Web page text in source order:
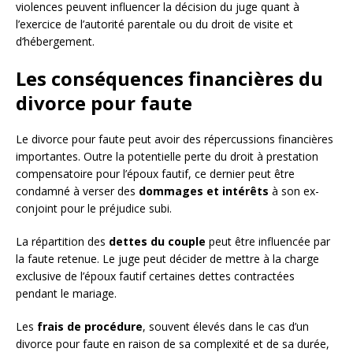
violences peuvent influencer la décision du juge quant à
l’exercice de l’autorité parentale ou du droit de visite et
d’hébergement.
Les conséquences financières du
divorce pour faute
Le divorce pour faute peut avoir des répercussions financières
importantes. Outre la potentielle perte du droit à prestation
compensatoire pour l’époux fautif, ce dernier peut être
condamné à verser des dommages et intérêts à son ex-
conjoint pour le préjudice subi.
La répartition des dettes du couple peut être influencée par
la faute retenue. Le juge peut décider de mettre à la charge
exclusive de l’époux fautif certaines dettes contractées
pendant le mariage.
Les frais de procédure, souvent élevés dans le cas d’un
divorce pour faute en raison de sa complexité et de sa durée,